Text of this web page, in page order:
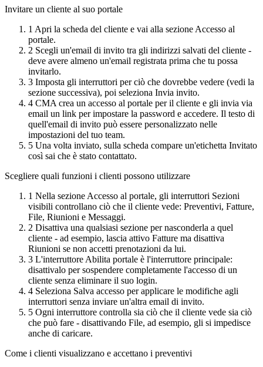
Invitare un cliente al suo portale
1 Apri la scheda del cliente e vai alla sezione Accesso al
portale.
2 Scegli un'email di invito tra gli indirizzi salvati del cliente -
deve avere almeno un'email registrata prima che tu possa
invitarlo.
3 Imposta gli interruttori per ciò che dovrebbe vedere (vedi la
sezione successiva), poi seleziona Invia invito.
4 CMA crea un accesso al portale per il cliente e gli invia via
email un link per impostare la password e accedere. Il testo di
quell'email di invito può essere personalizzato nelle
impostazioni del tuo team.
5 Una volta inviato, sulla scheda compare un'etichetta Invitato
così sai che è stato contattato.
Scegliere quali funzioni i clienti possono utilizzare
1 Nella sezione Accesso al portale, gli interruttori Sezioni
visibili controllano ciò che il cliente vede: Preventivi, Fatture,
File, Riunioni e Messaggi.
2 Disattiva una qualsiasi sezione per nasconderla a quel
cliente - ad esempio, lascia attivo Fatture ma disattiva
Riunioni se non accetti prenotazioni da lui.
3 L'interruttore Abilita portale è l'interruttore principale:
disattivalo per sospendere completamente l'accesso di un
cliente senza eliminare il suo login.
4 Seleziona Salva accesso per applicare le modifiche agli
interruttori senza inviare un'altra email di invito.
5 Ogni interruttore controlla sia ciò che il cliente vede sia ciò
che può fare - disattivando File, ad esempio, gli si impedisce
anche di caricare.
Come i clienti visualizzano e accettano i preventivi